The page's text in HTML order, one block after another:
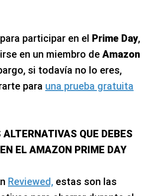
participar en el Prime Day,
en un miembro de Amazon
si todavía no lo eres,
para una prueba gratuita
QUE DEBES
EL AMAZON PRIME DAY
Reviewed, estas son las